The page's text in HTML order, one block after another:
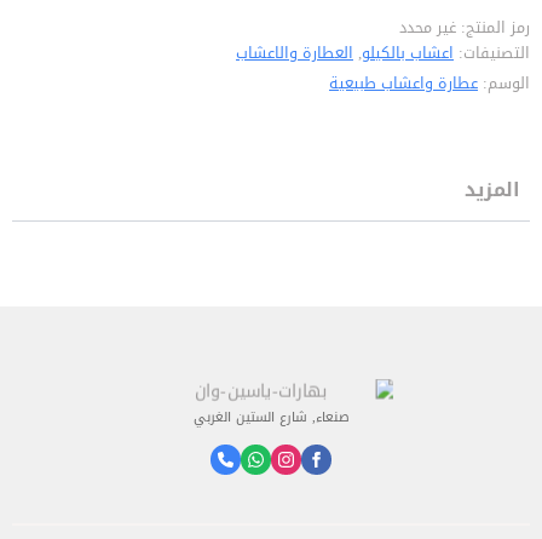
رمز المنتج: غير محدد
التصنيفات: اعشاب بالكيلو, العطارة والاعشاب
الوسم: عطارة واعشاب طبيعية
المزيد
صنعاء, شارع الستين الغربي